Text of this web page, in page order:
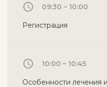
09:30 – 10:00
Регистрация
10:00 – 10:45
Особенности лечения